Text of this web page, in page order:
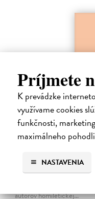
Príjmete
K prevádzke
využívame cookies
funkčnosti,
maximálneho
NASTAVENIA
Dominik Mokoš
kazateľská
Ide o titul, ktorým naše
františkánskeho
autorov homiletickej…